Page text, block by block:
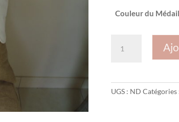
Couleur du
coussin.
Modèle
UGS : ND Catégories